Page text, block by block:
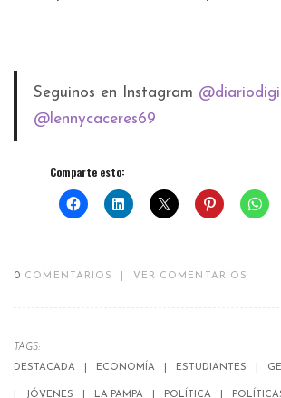
Seguinos en Instagram
@lennycaceres69
Comparte esto:
0 COMENTARIOS VER COMENTARIOS
TAGS:
DESTACADA
ECONOMÍA ESTUDIANTES
JÓVENES LA PAMPA POLÍTICA